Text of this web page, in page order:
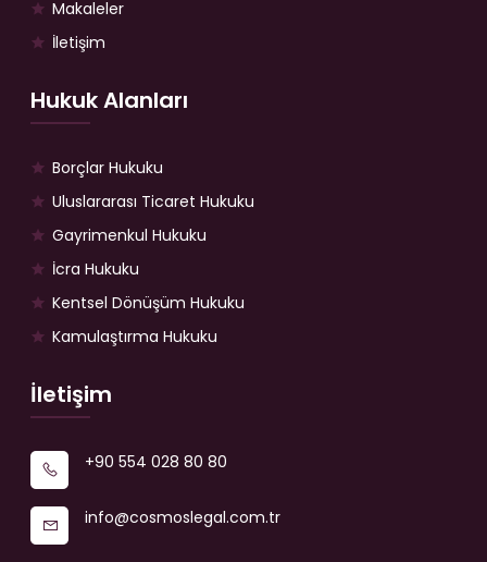
Makaleler
İletişim
Hukuk Alanları
Borçlar Hukuku
Uluslararası Ticaret Hukuku
Gayrimenkul Hukuku
İcra Hukuku
Kentsel Dönüşüm Hukuku
Kamulaştırma Hukuku
İletişim
+90 554 028 80 80
info@cosmoslegal.com.tr